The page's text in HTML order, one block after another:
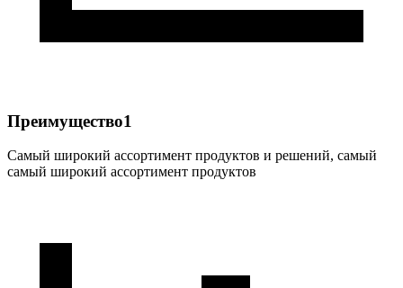
Преимущество1
Самый широкий ассортимент продуктов и решений, самый
самый широкий ассортимент продуктов